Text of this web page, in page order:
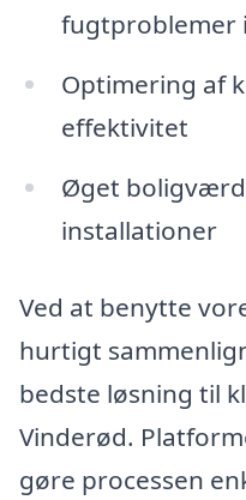
fugtproblemer
Optimering af
effektivitet
Øget
installationer
Ved at benytte
hurtigt
bedste løsning til
Vinderød.
gøre processen